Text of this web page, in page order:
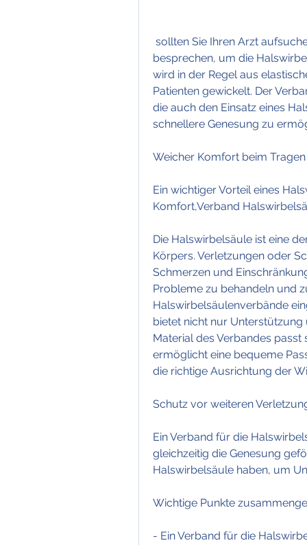
besprechen, um die
wird in der Regel aus
Patienten gewickelt. Der
die auch den Einsatz eines
schnellere Genesung zu
Weicher Komfort beim Tragen
Ein wichtiger Vorteil eines
Komfort,Verband
Die Halswirbelsäule ist eine
Körpers. Verletzungen oder
Schmerzen und
Probleme zu behandeln und
Halswirbelsäulenverbände
bietet nicht nur Unterstützung
Material des Verbandes
ermöglicht eine bequeme
die richtige Ausrichtung der
Schutz vor weiteren
Ein Verband für die
gleichzeitig die Genesung
Halswirbelsäule haben, um
Wichtige Punkte
- Ein Verband für die